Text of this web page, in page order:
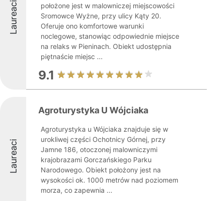
Laureaci
położone jest w malowniczej miejscowości
Sromowce Wyżne, przy ulicy Kąty 20.
Oferuje ono komfortowe warunki
noclegowe, stanowiąc odpowiednie miejsce
na relaks w Pieninach. Obiekt udostępnia
piętnaście miejsc ...
9.1
Laureaci
Agroturystyka U Wójciaka
Agroturystyka u Wójciaka znajduje się w
urokliwej części Ochotnicy Górnej, przy
Jamne 186, otoczonej malowniczymi
krajobrazami Gorczańskiego Parku
Narodowego. Obiekt położony jest na
wysokości ok. 1000 metrów nad poziomem
morza, co zapewnia ...